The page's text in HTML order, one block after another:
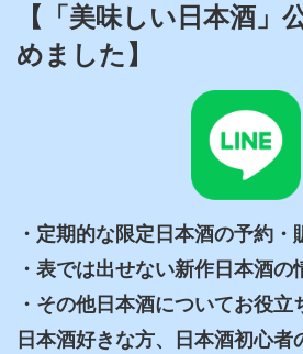
【「美味しい日本酒」
めました】
・定期的な限定日本酒の予約・
・表では出せない新作日本酒の
・その他日本酒についてお役立
日本酒好きな方、日本酒初心者